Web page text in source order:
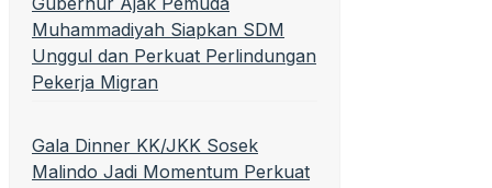
Muhammadiyah Siapkan SDM
Unggul dan Perkuat Perlindungan
Pekerja Migran
Gala Dinner KK/JKK Sosek
Malindo Jadi Momentum Perkuat